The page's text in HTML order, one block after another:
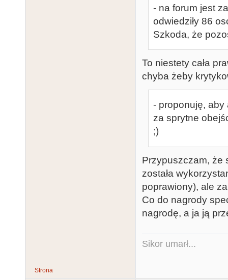
- na forum jest
odwiedziły 86
Szkoda, że
To niestety cała
chyba żeby
- proponuję,
za sprytne
;)
Przypuszczam, że
została
poprawiony), ale
Co do nagrody
nagrodę, a ja ją
Sikor umarł...
Strona